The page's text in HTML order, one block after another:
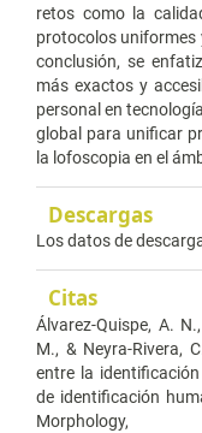
retos como la
protocolos uniformes
conclusión, se
más exactos y
personal en
global para unificar
la lofoscopia en el
Descargas
Los datos de
Citas
Álvarez-Quispe, A.
M., & Neyra-Rivera,
entre la
de identificación